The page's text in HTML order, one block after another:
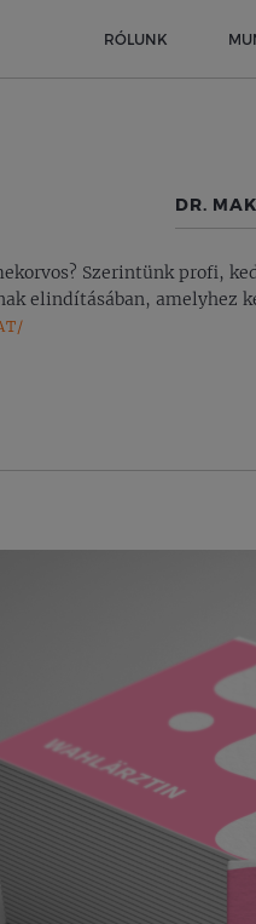
RÓLUNK
DR.
Szerintünk profi,
elindításában, amelyhez